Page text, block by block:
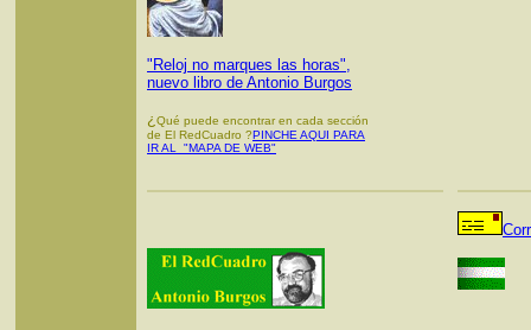
"Reloj no marques las horas",
nuevo libro de Antonio Burgos
¿ Qué puede encontrar en cada sección
de El RedCuadro ?PINCHE AQUI PARA
IR AL "MAPA DE WEB"